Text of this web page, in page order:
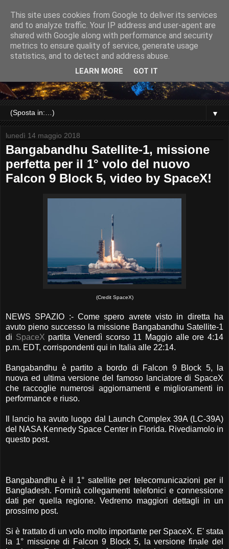
▼
lunedì 14 maggio 2018
Bangabandhu Satellite-1, missione
perfetta per il 1° volo del nuovo
Falcon 9 Block 5, video by SpaceX!
(Credit SpaceX)
NEWS SPAZIO :- Come spero avrete visto in diretta ha
avuto pieno successo la missione Bangabandhu Satellite-1
di SpaceX partita Venerdì scorso 11 Maggio alle ore 4:14
p.m. EDT, corrispondenti qui in Italia alle 22:14.
Bangabandhu è partito a bordo di Falcon 9 Block 5, la
nuova ed ultima versione del famoso lanciatore di SpaceX
che raccoglie numerosi aggiornamenti e miglioramenti in
performance e riuso.
Il lancio ha avuto luogo dal Launch Complex 39A (LC-39A)
del NASA Kennedy Space Center in Florida. Rivediamolo in
questo post.
Bangabandhu è il 1° satellite per telecomunicazioni per il
Bangladesh. Fornirà collegamenti telefonici e connessione
dati per quella regione. Vedremo maggiori dettagli in un
prossimo post.
Si è trattato di un volo molto importante per SpaceX. E' stata
la 1° missione di Falcon 9 Block 5, la versione finale del
This site uses cookies from Google to deliver its services
and to analyze traffic. Your IP address and user-agent are
shared with Google along with performance and security
metrics to ensure quality of service, generate usage
statistics, and to detect and address abuse.
LEARN MORE GOT IT